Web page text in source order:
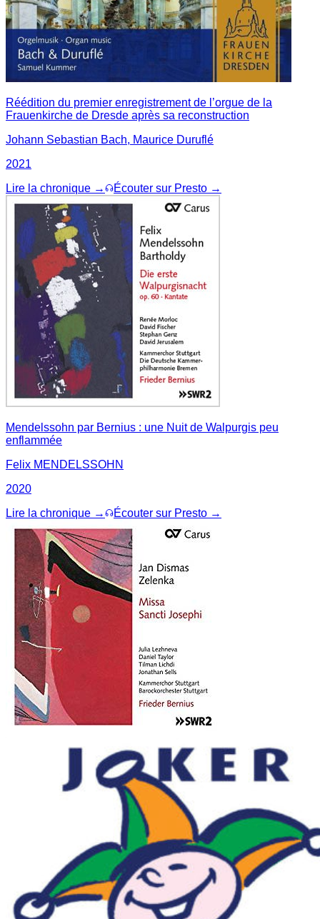
Réédition du premier enregistrement de l’orgue de la
Frauenkirche de Dresde après sa reconstruction
Johann Sebastian Bach, Maurice Duruflé
2021
Lire la chronique →
Écouter sur Presto →
Mendelssohn par Bernius : une Nuit de Walpurgis peu
enflammée
Felix MENDELSSOHN
2020
Lire la chronique →
Écouter sur Presto →